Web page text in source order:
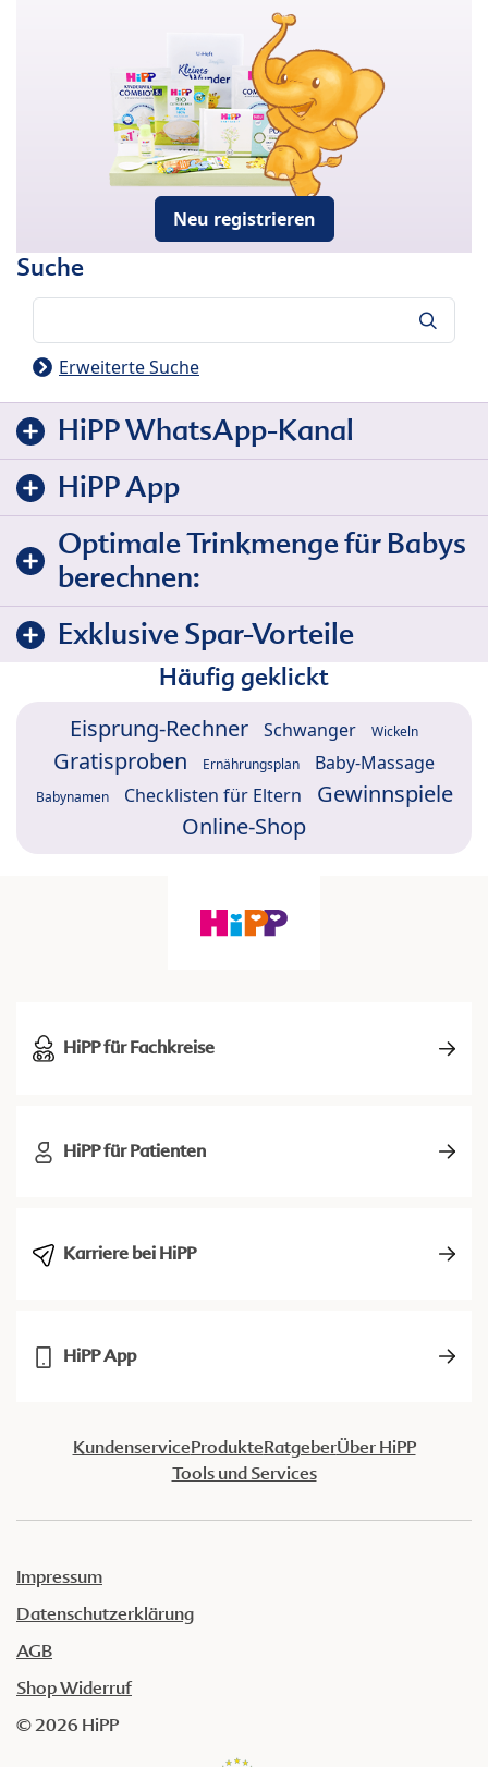
Neu registrieren
Suche
Erweiterte Suche
HiPP WhatsApp-Kanal
HiPP App
Optimale Trinkmenge für Babys
berechnen:
Exklusive Spar-Vorteile
Häufig geklickt
Eisprung-Rechner Schwanger Wickeln
Gratisproben Ernährungsplan Baby-Massage
Babynamen Checklisten für Eltern
Gewinnspiele
Online-Shop
HiPP für Fachkreise
HiPP für Patienten
Karriere bei HiPP
HiPP App
KundenserviceProdukteRatgeberÜber HiPP
Tools und Services
Impressum
Datenschutzerklärung
AGB
Shop Widerruf
© 2026 HiPP